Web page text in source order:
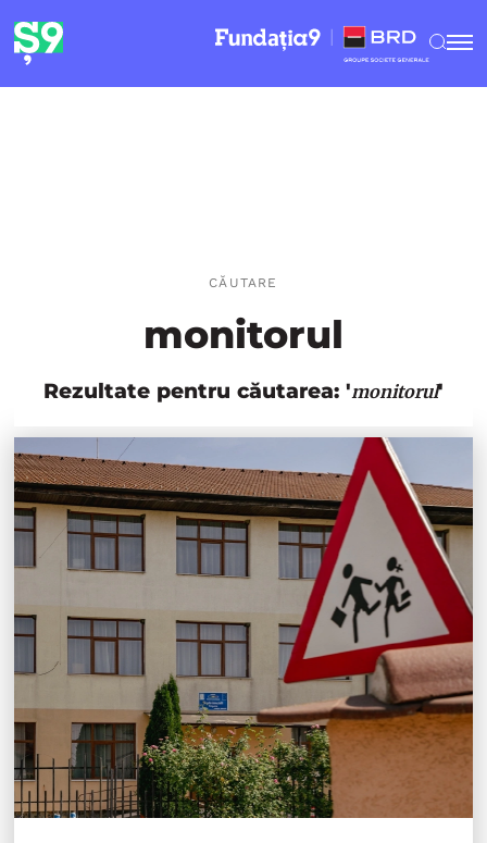
CĂUTARE
monitorul
Rezultate pentru căutarea: 'monitorul'